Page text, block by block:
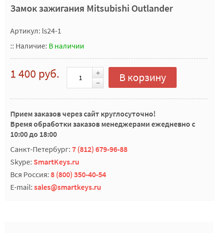
Замок зажигания Mitsubishi Outlander
Артикул: ls24-1
:: Наличие: В наличии
1 400 руб. В корзину
Прием заказов через сайт круглосуточно!
Время обработки заказов менеджерами ежедневно с
10:00 до 18:00
Санкт-Петербург: 7 (812) 679-96-88
Skype: SmartKeys.ru
Вся Россия: 8 (800) 350-40-54
E-mail: sales@smartkeys.ru